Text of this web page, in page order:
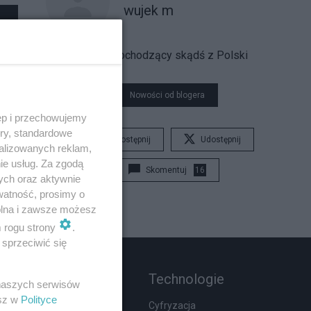
wujek m
Głos dochodzący skądś z Polski
Nowości od blogera
Udostępnij Udostępnij
Skomentuj 16
Rozmaitości
Wypadki
Technologie
Cyfryzacja
i przechowujemy
standardowe
reklam,
usług. Za zgodą
oraz aktywnie
prosimy o
i zawsze możesz
rogu strony
.
się
serwisów
w Polityce